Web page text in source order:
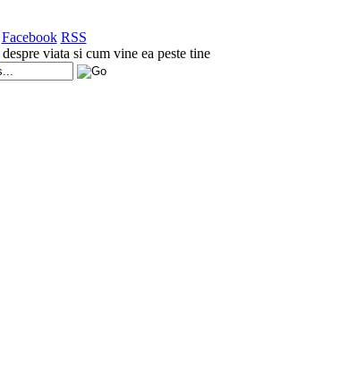
Facebook RSS
despre viata si cum vine ea peste tine